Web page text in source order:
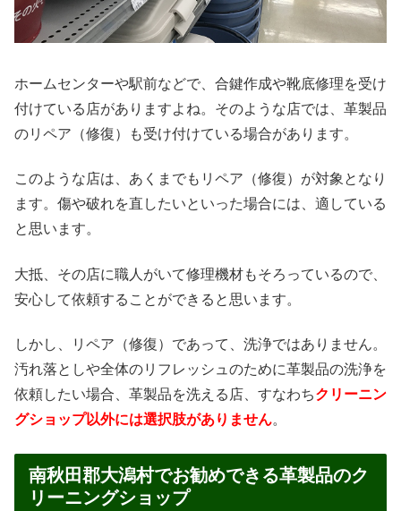
ホームセンターや駅前などで、合鍵作成や靴底修理を受け
付けている店がありますよね。そのような店では、革製品
のリペア（修復）も受け付けている場合があります。
このような店は、あくまでもリペア（修復）が対象となり
ます。傷や破れを直したいといった場合には、適している
と思います。
大抵、その店に職人がいて修理機材もそろっているので、
安心して依頼することができると思います。
しかし、リペア（修復）であって、洗浄ではありません。
汚れ落としや全体のリフレッシュのために革製品の洗浄を
依頼したい場合、革製品を洗える店、すなわちクリーニン
グショップ以外には選択肢がありません。
南秋田郡大潟村でお勧めできる革製品のク
リーニングショップ